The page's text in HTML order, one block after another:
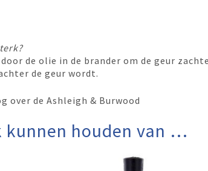
de olie in de brander om de geur
de geur wordt.
over de Ashleigh & Burwood
kunnen houden van …